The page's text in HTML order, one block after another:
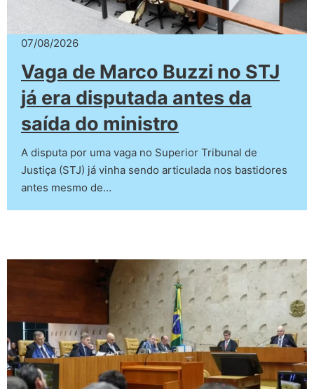
07/08/2026
Vaga de Marco Buzzi no STJ
já era disputada antes da
saída do ministro
A disputa por uma vaga no Superior Tribunal de
Justiça (STJ) já vinha sendo articulada nos bastidores
antes mesmo de…